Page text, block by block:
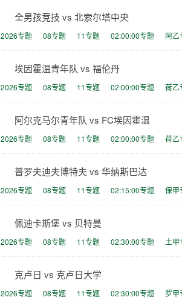
全男孩竞技 vs 北索尔塔中央
2026专题 08专题 11专题 02:00:00专题 阿乙
埃因霍温青年队 vs 福伦丹
2026专题 08专题 11专题 02:00:00专题 荷乙
阿尔克马尔青年队 vs FC埃因霍温
2026专题 08专题 11专题 02:00:00专题 荷乙
普罗夫迪夫博特夫 vs 华纳斯巴达
2026专题 08专题 11专题 02:15:00专题 保甲
佩迪卡斯堡 vs 贝特曼
2026专题 08专题 11专题 02:30:00专题 土甲
克卢日 vs 克卢日大学
2026专题 08专题 11专题 02:30:00专题 罗甲